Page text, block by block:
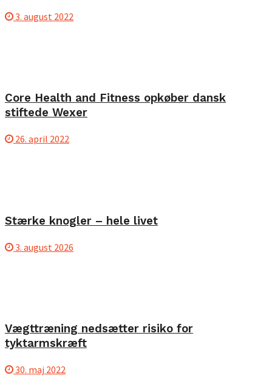
3. august 2022
Core Health and Fitness opkøber dansk
stiftede Wexer
26. april 2022
Stærke knogler – hele livet
3. august 2026
Vægttræning nedsætter risiko for
tyktarmskræft
30. maj 2022